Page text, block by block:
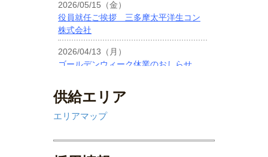
供給エリア
エリアマップ